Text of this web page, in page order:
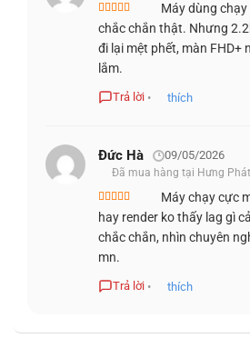
Tấm nền WVA cho góc nhìn rộng,
chế lóa sáng và giảm mỏi mắt khi
chọn QHD+ với 100% sRGB đảm
ComfortView Plus là giải pháp
bật ở cấp độ phần cứng, không
BÀN PHÍM & TOUCHPAD
phím chính xác trong môi trường
Được
xếp
hạng3
5 sao
Máy dùng chạy
chắc chắn thật. Nhưng
đi lại mệt phết, màn FHD+
lắm.
Trả lời • thích
Đức Hà 09/05/2026
Đã mua hàng tại Hưng Phát
Được xếp
hạng 55 sao
Máy chạy cực
hay render ko thấy lag gì
chắc chắn, nhìn chuyên
mn.
Trả lời • thích